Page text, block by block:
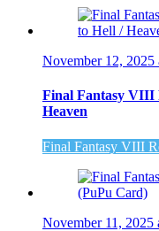
November 12, 2025
Final Fantasy VIII
Heaven
Final Fantasy VIII
November 11, 2025